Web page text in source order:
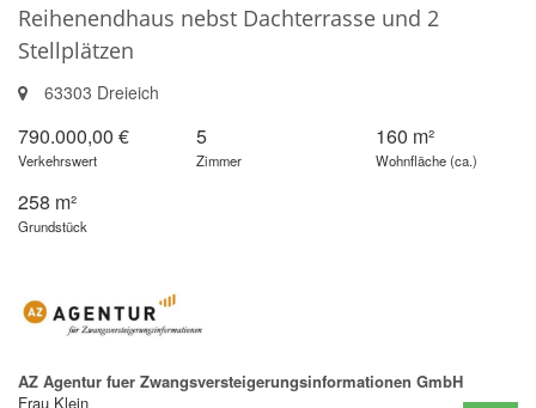
Reihenendhaus nebst Dachterrasse und 2
Stellplätzen
63303 Dreieich
790.000,00 €
Verkehrswert
5
Zimmer
160 m²
Wohnfläche (ca.)
258 m²
Grundstück
AZ Agentur fuer Zwangsversteigerungsinformationen GmbH
Frau Klein